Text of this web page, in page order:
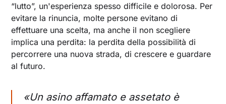
“lutto”, un'esperienza spesso difficile e dolorosa. Per
evitare la rinuncia, molte persone evitano di
effettuare una scelta, ma anche il non scegliere
implica una perdita: la perdita della possibilità di
percorrere una nuova strada, di crescere e guardare
al futuro.
«Un asino affamato e assetato è